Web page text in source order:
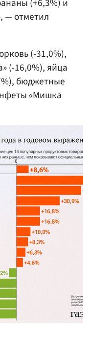
(+6,3%) и
— отметил
(-31,0%),
(-16,0%), яйца
бюджетные
«Мишка